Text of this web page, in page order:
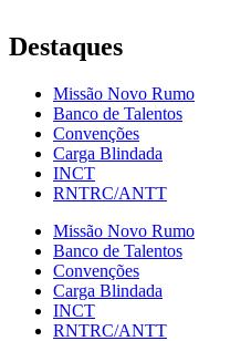
Destaques
Missão Novo Rumo
Banco de Talentos
Convenções
Carga Blindada
INCT
RNTRC/ANTT
Missão Novo Rumo
Banco de Talentos
Convenções
Carga Blindada
INCT
RNTRC/ANTT